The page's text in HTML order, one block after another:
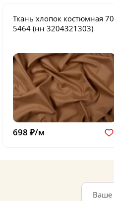
Ткань хлопок костюмная70
5464 (нн 3204321303)
698 ₽/м